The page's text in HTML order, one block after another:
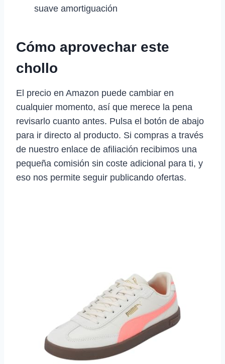
suave amortiguación
Cómo aprovechar este
chollo
El precio en Amazon puede cambiar en
cualquier momento, así que merece la pena
revisarlo cuanto antes. Pulsa el botón de abajo
para ir directo al producto. Si compras a través
de nuestro enlace de afiliación recibimos una
pequeña comisión sin coste adicional para ti, y
eso nos permite seguir publicando ofertas.